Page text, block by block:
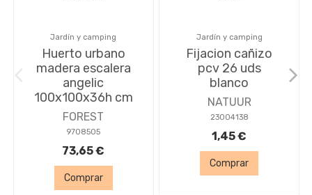
Jardín y camping
Huerto urbano
madera escalera
angelic
100x100x36h cm
FOREST
9708505
73,65 €
Comprar
Jardín y camping
Fijacion cañizo
pcv 26 uds
blanco
NATUUR
23004138
1,45 €
Comprar